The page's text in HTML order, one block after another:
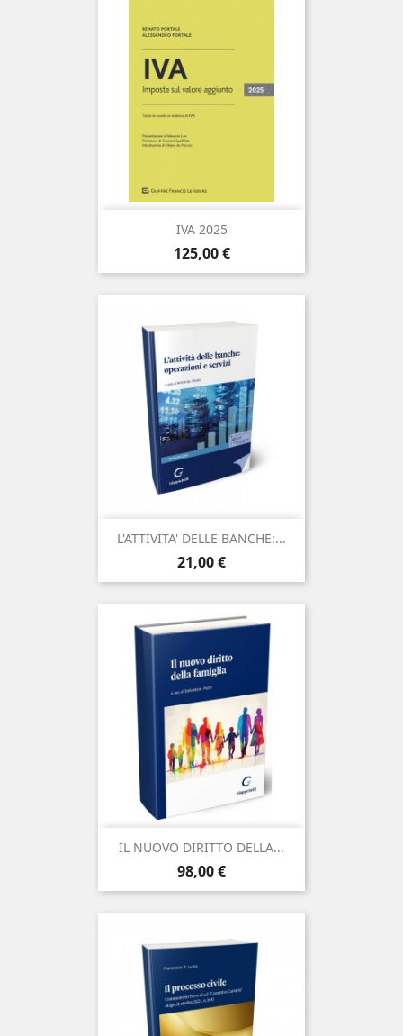
IVA 2025
Prezzo
125,00 €
L'ATTIVITA' DELLE BANCHE:...
Prezzo
21,00 €
IL NUOVO DIRITTO DELLA...
Prezzo
98,00 €